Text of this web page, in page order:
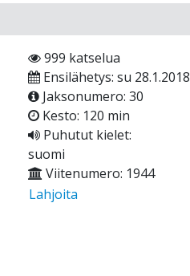
999 katselua
Ensilähetys: su 28.1.2018
Jaksonumero: 30
Kesto: 120 min
Puhutut kielet:
suomi
Viitenumero: 1944
Lahjoita